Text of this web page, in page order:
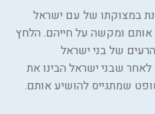
במצוקתו של עם ישראל
ומקשה על חייהם. הלחץ
של בני ישראל
שבני ישראל הבינו את
שמתגייס להושיע אותם.